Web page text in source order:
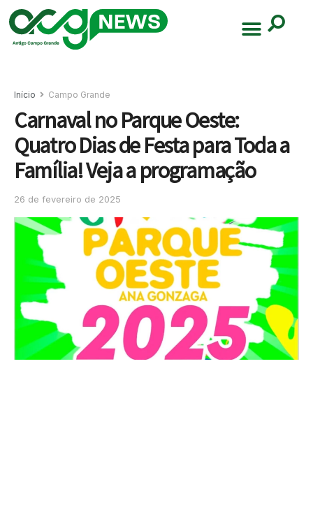
Início Campo Grande
Carnaval no Parque Oeste:
Quatro Dias de Festa para Toda a
Família! Veja a programação
26 de fevereiro de 2025